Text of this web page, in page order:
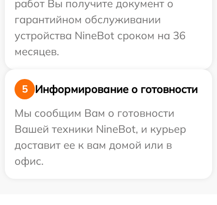
работ Вы получите документ о
гарантийном обслуживании
устройства NineBot сроком на 36
месяцев.
5
Информирование о готовности
Мы сообщим Вам о готовности
Вашей техники NineBot, и курьер
доставит ее к вам домой или в
офис.